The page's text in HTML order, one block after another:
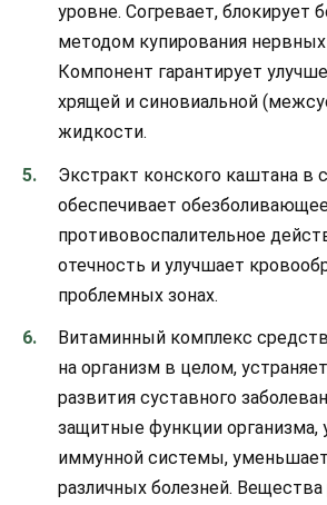
уровне. Согревает, блокирует
методом купирования нервных
Компонент гарантирует
хрящей и синовиальной
жидкости.
Экстракт конского каштана в
обеспечивает
противовоспалительное
отечность и улучшает
проблемных зонах.
Витаминный комплекс
на организм в целом,
развития суставного
защитные функции организма,
иммунной системы,
различных болезней.